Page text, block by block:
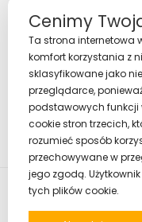
Cenimy
Ta strona internetowa
komfort korzystania z
sklasyfikowane jako
przeglądarce,
podstawowych funkcji
cookie stron trzecich,
rozumieć sposób
przechowywane w
jego zgodą.
tych plików cookie.